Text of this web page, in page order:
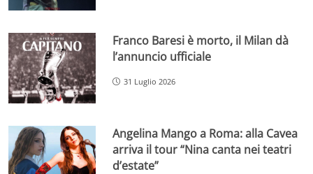
Franco Baresi è morto, il Milan dà
l’annuncio ufficiale
31 Luglio 2026
Angelina Mango a Roma: alla Cavea
arriva il tour “Nina canta nei teatri
d’estate”